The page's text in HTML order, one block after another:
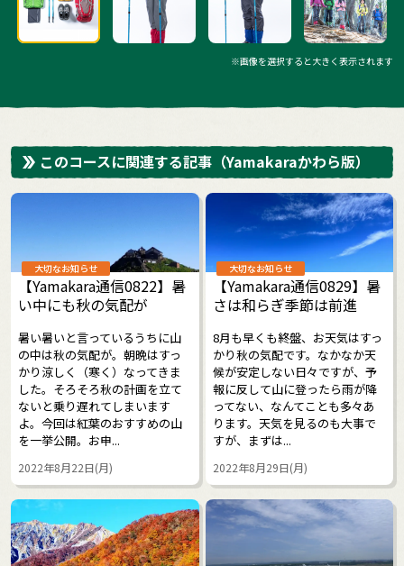
※画像を選択すると大きく表示されます
このコースに関連する記事 （Yamakaraかわら版）
大切なお知らせ
【Yamakara通信0822】暑
い中にも秋の気配が
暑い暑いと言っているうちに山
の中は秋の気配が。朝晩はすっ
かり涼しく（寒く）なってきま
した。そろそろ秋の計画を立て
ないと乗り遅れてしまいます
よ。今回は紅葉のおすすめの山
を一挙公開。お申...
2022年8月22日(月)
大切なお知らせ
【Yamakara通信0829】暑
さは和らぎ季節は前進
8月も早くも終盤、お天気はすっ
かり秋の気配です。なかなか天
候が安定しない日々ですが、予
報に反して山に登ったら雨が降
ってない、なんてことも多々あ
ります。天気を見るのも大事で
すが、まずは...
2022年8月29日(月)